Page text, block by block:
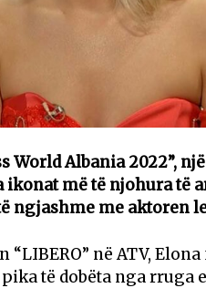
Albania 2022”,
ikonat më të njohura të
ngjashme me aktoren
në ATV,
të dobëta nga rruga